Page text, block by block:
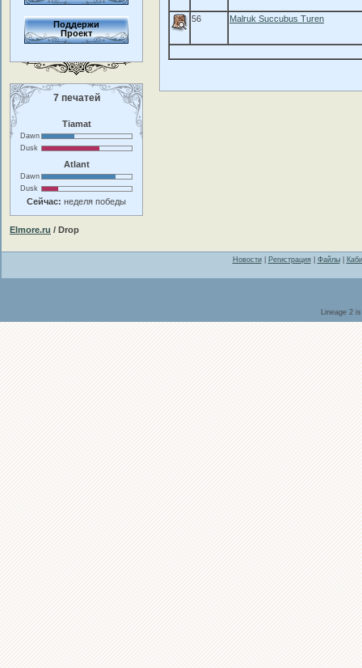
Поддержи
Проект
7 печатей
Tiamat
Dawn
Dusk
Atlant
Dawn
Dusk
Сейчас: неделя победы
56 Malruk Succubus Turen
Elmore.ru / Drop
Новости| Регистрация| Файлы|
Lineage 2